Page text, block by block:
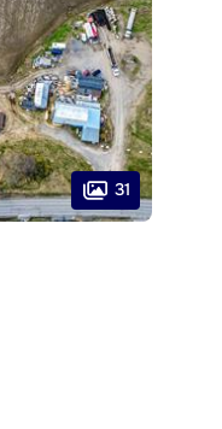
31